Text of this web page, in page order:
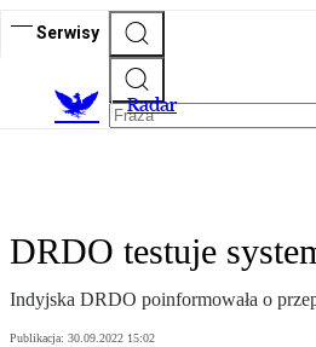
Serwisy
Radar
DRDO testuje
Indyjska DRDO poinformowała o
Publikacja: 30.09.2022 15:02